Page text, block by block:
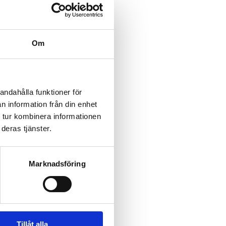
Om
funktioner för
information från din enhet
kombinera informationen
tjänster.
Marknadsföring
Tillåt alla
News as it Happens!
mobile attackers ahead of